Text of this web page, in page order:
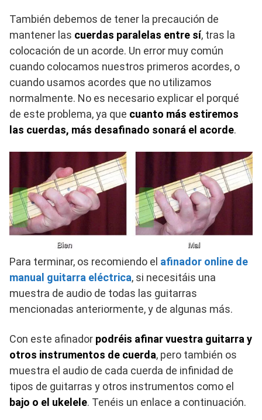
También debemos de tener la precaución de
mantener las cuerdas paralelas entre sí, tras la
colocación de un acorde. Un error muy común
cuando colocamos nuestros primeros acordes, o
cuando usamos acordes que no utilizamos
normalmente. No es necesario explicar el porqué
de este problema, ya que cuanto más estiremos
las cuerdas, más desafinado sonará el acorde.
Para terminar, os recomiendo el afinador online de
manual guitarra eléctrica, si necesitáis una
muestra de audio de todas las guitarras
mencionadas anteriormente, y de algunas más.
Con este afinador podréis afinar vuestra guitarra y
otros instrumentos de cuerda, pero también os
muestra el audio de cada cuerda de infinidad de
tipos de guitarras y otros instrumentos como el
bajo o el ukelele. Tenéis un enlace a continuación.